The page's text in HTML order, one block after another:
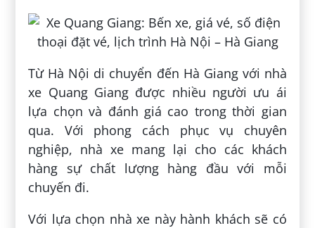
Từ Hà Nội di chuyển đến Hà Giang với nhà
xe Quang Giang được nhiều người ưu ái
lựa chọn và đánh giá cao trong thời gian
qua. Với phong cách phục vụ chuyên
nghiệp, nhà xe mang lại cho các khách
hàng sự chất lượng hàng đầu với mỗi
chuyến đi.
Với lựa chọn nhà xe này hành khách sẽ có